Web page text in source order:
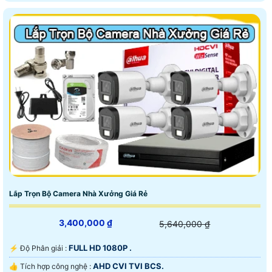
Lắp Trọn Bộ Camera Nhà Xưởng Giá Rẻ
3,400,000 ₫ 5,640,000 ₫
️⚡ Độ Phân giải : FULL HD 1080P .
👍 Tích hợp công nghệ : AHD CVI TVI BCS.